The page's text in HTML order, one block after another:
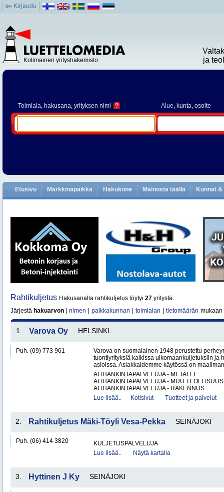
Kirjaudu
Kotimainen yrityshakemisto
ja
Toimiala, hakusana, yrityksen nimi ? Alue, kunta, osoite
Etusivu Markkinapaikka Hakukone Mainosta täällä Kunnat
Rahtikuljetus Hakusanalla rahtikuljetus löytyi 27 yritystä.
Järjestä hakuarvon nimen paikkakunnan toimialan tietomäärän mukaan
1. Varova Oy HELSINKI
Puh. (09) 773 961
Varova on suomalainen 1948 perustettu
tuontiyrityksiä kaikissa ulkomaankuljetuksiin ja
asioissa. Asiakkaidemme käytössä on
ALIHANKINTAPALVELUJA - METALLI
ALIHANKINTAPALVELUJA - MUU TEOLLISUUS
ALIHANKINTAPALVELUJA - RAKENNUS..
Lue lisää..
Kotisivut Tuotteet ja palvelut
2. Rahtikuljetus Mäki-Töyli Vesa-Pekka SEINÄJOKI
Puh. (06) 414 3820
KULJETUSPALVELUJA
Lue lisää..
Näytä kartalla
3. Hyttinen J Ky SEINÄJOKI